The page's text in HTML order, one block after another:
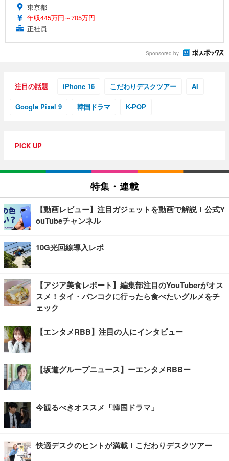
東京都
年収445万円～705万円
正社員
Sponsored by
注目の話題 iPhone 16 こだわりデスクツアー AI
Google Pixel 9 韓国ドラマ K-POP
PICK UP
特集・連載
【動画レビュー】注目ガジェットを動画で解説！公式Y
ouTubeチャンネル
10G光回線導入レポ
【アジア美食レポート】編集部注目のYouTuberがオス
スメ！タイ・バンコクに行ったら食べたいグルメをチ
ェック
【エンタメRBB】注目の人にインタビュー
【坂道グループニュース】ーエンタメRBBー
今観るべきオススメ「韓国ドラマ」
快適デスクのヒントが満載！こだわりデスクツアー